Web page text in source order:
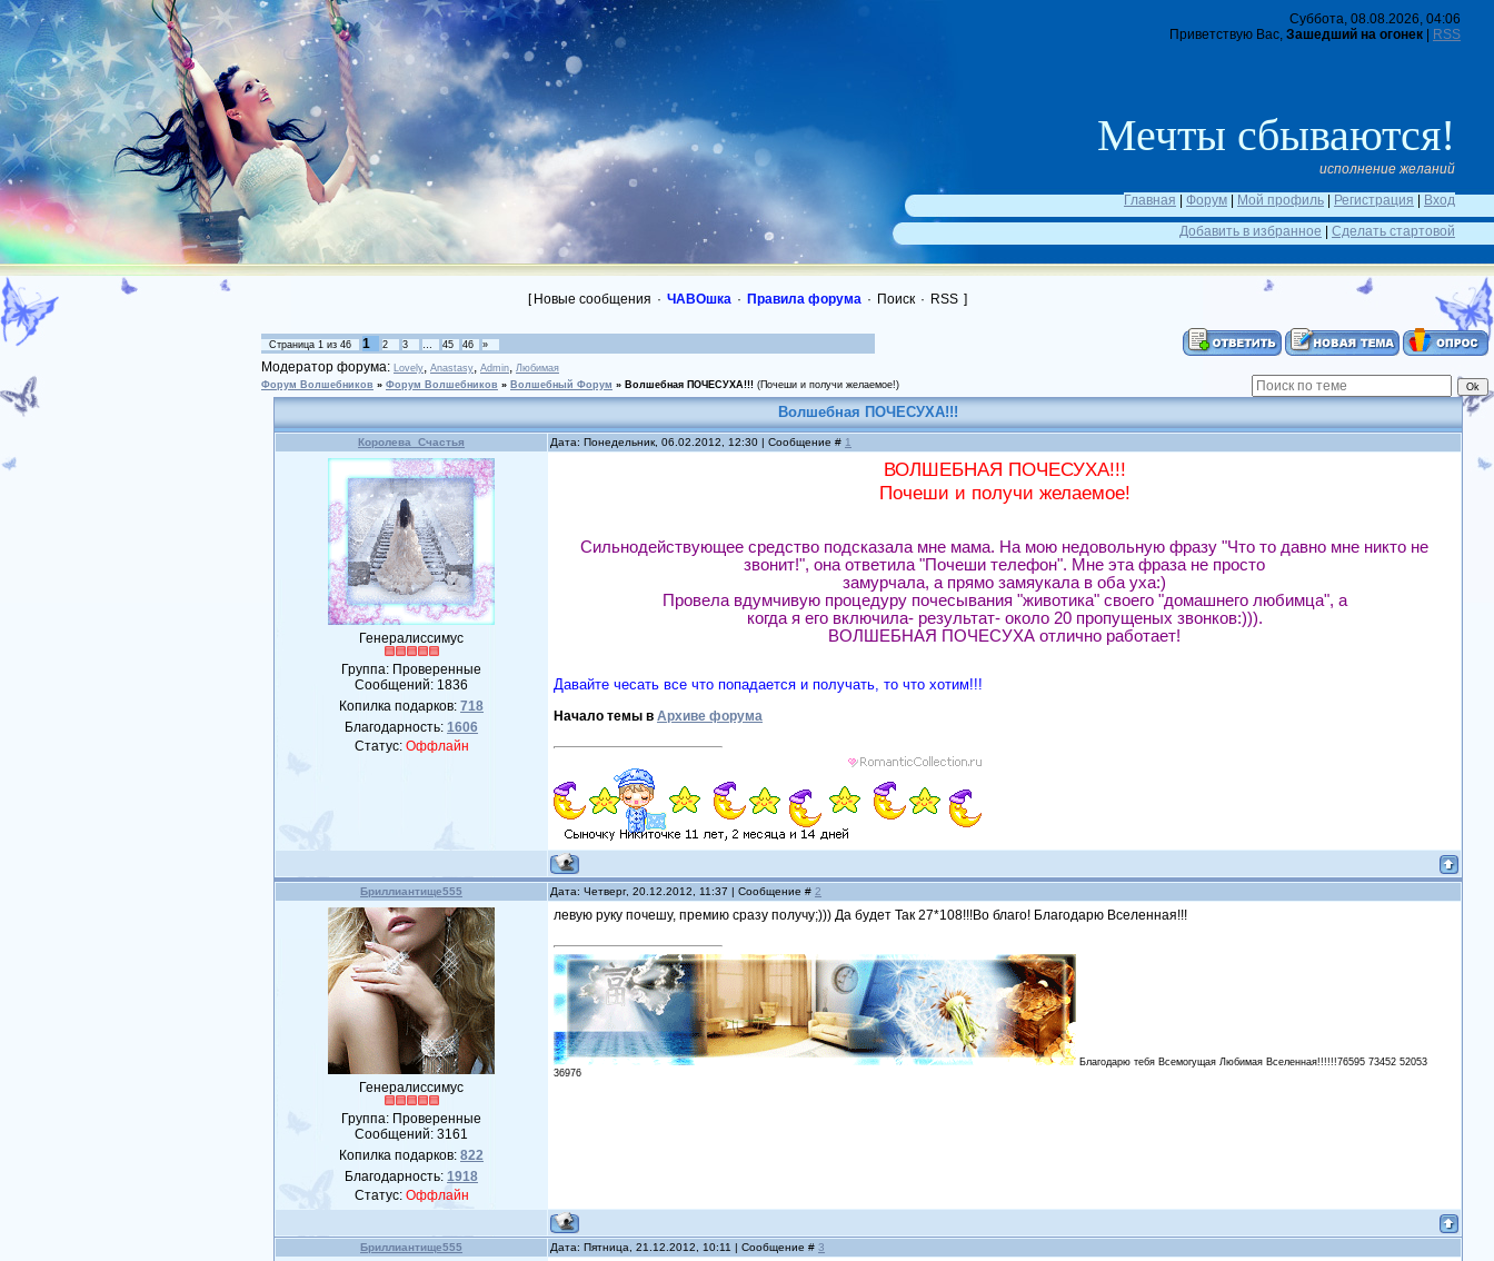
Суббота, 08.08.2026, 04:06
Приветствую Вас, Зашедший на огонек RSS
Мечты сбываются!
исполнение желаний
Главная
Форум Мой профиль Регистрация
Вход
Добавить в избранное
Сделать стартовой
[ Новые сообщения · ЧАВОшка · Правила форума · Поиск · RSS ]
Страница 1 из 46 1 2 3 … 45 46 »
Модератор форума: Lovely, Anastasy, Admin, Любимая
Форум Волшебников » Форум Волшебников » Волшебный Форум » Волшебная ПОЧЕСУХА!!! (Почеши и получи желаемое!)
Волшебная ПОЧЕСУХА!!!
Королева_Счастья Дата: Понедельник, 06.02.2012, 12:30 | Сообщение # 1
Генералиссимус
Группа: Проверенные
Сообщений: 1836
Копилка подарков:718
Благодарность:1606
Статус: Оффлайн
ВОЛШЕБНАЯ ПОЧЕСУХА!!!
Почеши и получи желаемое!
Сильнодействующее средство подсказала мне мама. На мою недовольную фразу "Что то давно мне никто не
звонит!", она ответила "Почеши телефон". Мне эта фраза не просто
замурчала, а прямо замяукала в оба уха:)
Провела вдумчивую процедуру почесывания "животика" своего "домашнего любимца", а
когда я его включила- результат- около 20 пропущеных звонков:))).
ВОЛШЕБНАЯ ПОЧЕСУХА отлично работает!
Давайте чесать все что попадается и получать, то что хотим!!!
Начало темы вАрхиве форума
Бриллиантище555 Дата: Четверг, 20.12.2012, 11:37 | Сообщение # 2
Генералиссимус
Группа: Проверенные
Сообщений:3161
Копилка подарков:822
Благодарность:1918
Статус: Оффлайн
левую руку почешу, премию сразу получу;))) Да будет Так 27*108!!!Во благо! Благодарю Вселенная!!!
Благодарю тебя Всемогущая Любимая Вселенная!!!!!!76595 73452 52053
36976
Бриллиантище555 Дата: Пятница, 21.12.2012, 10:11 | Сообщение #3